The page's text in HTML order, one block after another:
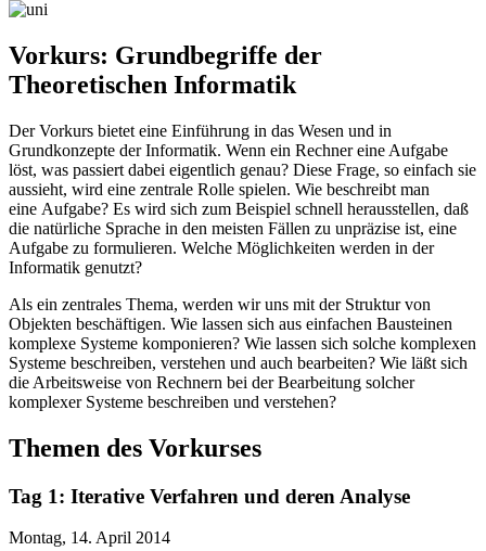
Vorkurs: Grundbegriffe der
Theoretischen Informatik
Der Vorkurs bietet eine Einführung in das Wesen und in
Grundkonzepte der Informatik. Wenn ein Rechner eine Aufgabe
löst, was passiert dabei eigentlich genau? Diese Frage, so einfach sie
aussieht, wird eine zentrale Rolle spielen. Wie beschreibt man
eine Aufgabe? Es wird sich zum Beispiel schnell herausstellen, daß
die natürliche Sprache in den meisten Fällen zu unpräzise ist, eine
Aufgabe zu formulieren. Welche Möglichkeiten werden in der
Informatik genutzt?
Als ein zentrales Thema, werden wir uns mit der Struktur von
Objekten beschäftigen. Wie lassen sich aus einfachen Bausteinen
komplexe Systeme komponieren? Wie lassen sich solche komplexen
Systeme beschreiben, verstehen und auch bearbeiten? Wie läßt sich
die Arbeitsweise von Rechnern bei der Bearbeitung solcher
komplexer Systeme beschreiben und verstehen?
Themen des Vorkurses
Tag 1: Iterative Verfahren und deren Analyse
Montag, 14. April 2014